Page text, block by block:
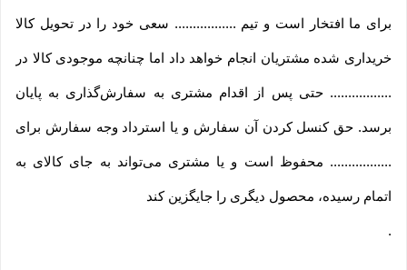
برای ما افتخار است و تیم ................. سعی خود را در تحویل کالا
خریداری شده مشتریان انجام خواهد داد اما چنانچه موجودی کالا در
................. حتی پس از اقدام مشتری به سفارش‌‏گذاری به پایان
برسد. حق کنسل کردن آن سفارش و یا استرداد وجه سفارش برای
................. محفوظ است و یا مشتری می‏‌تواند به جای کالای به
اتمام رسیده، محصول دیگری را جایگزین کند
.